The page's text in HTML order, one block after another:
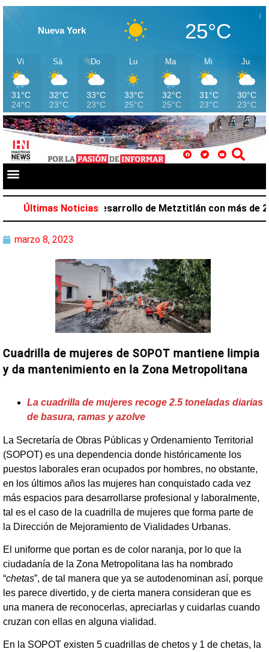
Nueva York 25°C
Vi
31°C
24°C
Sá
32°C
23°C
Do
33°C
23°C
Lu
33°C
25°C
Ma
32°C
25°C
Mi
31°C
23°C
Ju
30°C
23°C
Últimas Noticias
favorece desarrollo de Metztitlán con más de
marzo 8, 2023
Cuadrilla de mujeres de SOPOT mantiene limpia
y da mantenimiento en la Zona Metropolitana
La cuadrilla de mujeres recoge 2.5 toneladas diarias
de basura, ramas y azolve
La Secretaría de Obras Públicas y Ordenamiento Territorial
(SOPOT) es una dependencia donde históricamente los
puestos laborales eran ocupados por hombres, no obstante,
en los últimos años las mujeres han conquistado cada vez
más espacios para desarrollarse profesional y laboralmente,
tal es el caso de la cuadrilla de mujeres que forma parte de
la Dirección de Mejoramiento de Vialidades Urbanas.
El uniforme que portan es de color naranja, por lo que la
ciudadanía de la Zona Metropolitana las ha nombrado
“chetas”, de tal manera que ya se autodenominan así, porque
les parece divertido, y de cierta manera consideran que es
una manera de reconocerlas, apreciarlas y cuidarlas cuando
cruzan con ellas en alguna vialidad.
En la SOPOT existen 5 cuadrillas de chetos y 1 de chetas, la